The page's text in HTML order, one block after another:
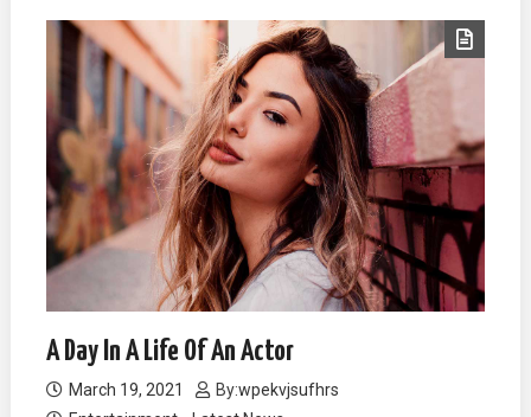
A Day In A Life Of An Actor
March 19, 2021 By:wpekvjsufhrs